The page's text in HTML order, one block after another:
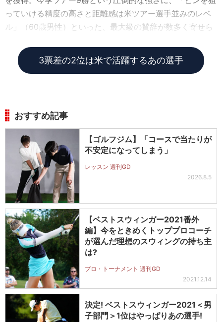
っていける精度の高さと距離感は米ツアー選手並みのレベ
ル」（60歳男性）といった、最大級の賛辞が数多く寄せら
3票差の2位は米で活躍するあの選手
おすすめ記事
【ゴルフジム】「コースで当たりが
不安定になってしまう」
レッスン 週刊GD
2026.8.5
【ベストスウィンガー2021番外
編】今をときめくトッププロコーチ
が選んだ理想のスウィングの持ち主
は?
プロ・トーナメント 週刊GD
2021.12.14
決定! ベストスウィンガー2021＜男
子部門＞1位はやっぱりあの選手!